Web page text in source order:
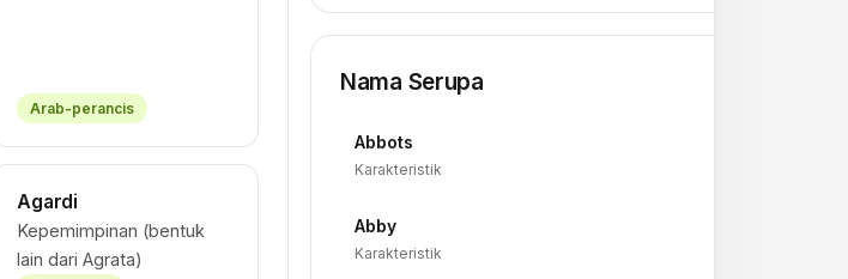
Arab-perancis
Agardi
Kepemimpinan (bentuk
lain dari Agrata)
Nama Serupa
Abbots
Karakteristik
Abby
Karakteristik